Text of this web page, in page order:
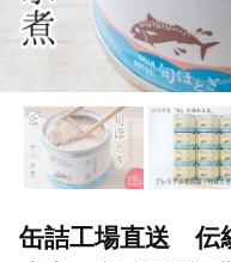
缶詰工場直送 伝